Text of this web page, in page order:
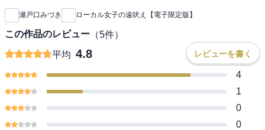
瀬戸口みづき ローカル女子の遠吠え【電子限定版】
この作品のレビュー （5件）
平均 4.8 レビューを書く
4
1
0
0